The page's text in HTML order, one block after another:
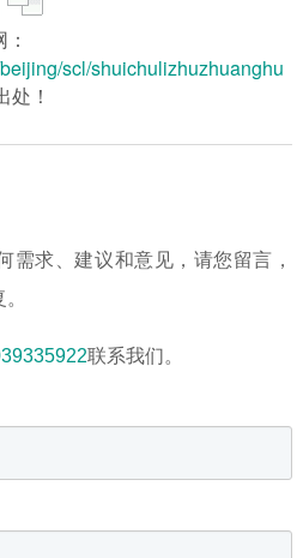
scl/shuichulizhuzhuanghu
处！
需求、建议和意见，请您留言，
联系我们。